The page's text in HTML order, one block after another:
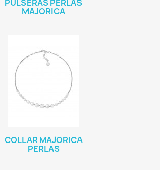
PULSERAS PERLAS
MAJORICA
COLLAR MAJORICA
PERLAS